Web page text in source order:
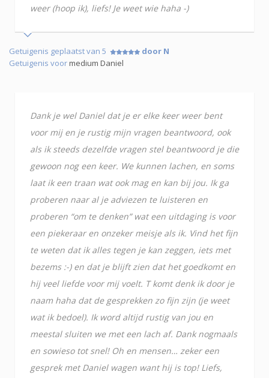
weer (hoop ik), liefs! Je weet wie haha -)
Getuigenis geplaatst van 5
door N
Getuigenis voormedium Daniel
Dank je wel Daniel dat je er elke keer weer bent
voor mij en je rustig mijn vragen beantwoord, ook
als ik steeds dezelfde vragen stel beantwoord je die
gewoon nog een keer. We kunnen lachen, en soms
laat ik een traan wat ook mag en kan bij jou. Ik ga
proberen naar al je adviezen te luisteren en
proberen “om te denken” wat een uitdaging is voor
een piekeraar en onzeker meisje als ik. Vind het fijn
te weten dat ik alles tegen je kan zeggen, iets met
bezems :-) en dat je blijft zien dat het goedkomt en
hij veel liefde voor mij voelt. T komt denk ik door je
naam haha dat de gesprekken zo fijn zijn (je weet
wat ik bedoel). Ik word altijd rustig van jou en
meestal sluiten we met een lach af. Dank nogmaals
en sowieso tot snel! Oh en mensen… zeker een
gesprek met Daniel wagen want hij is top! Liefs,